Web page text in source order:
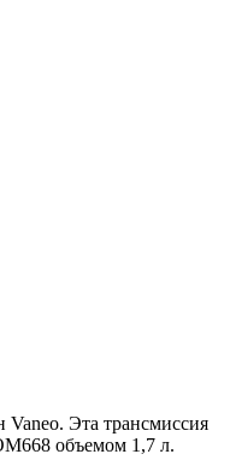
Vaneo. Эта трансмиссия
объемом 1,7 л.